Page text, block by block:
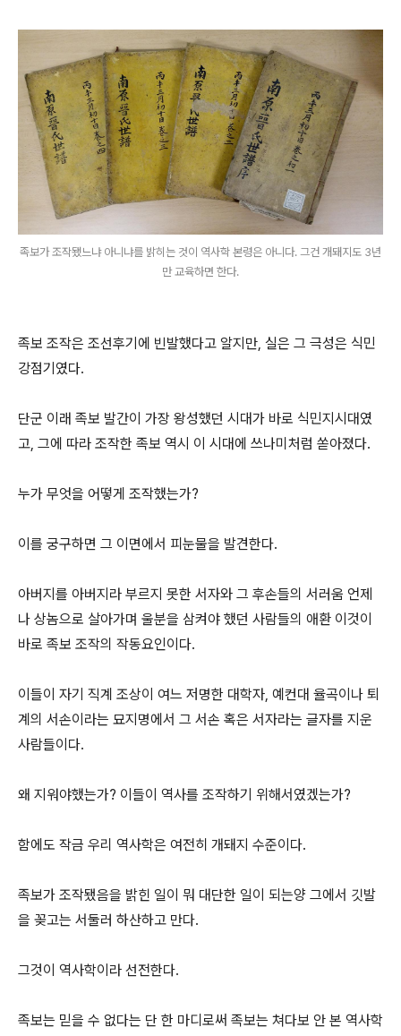
족보가 조작됐느냐 아니냐를 밝히는 것이 역사학 본령은 아니다. 그건 개돼지도 3년
만 교육하면 한다.
족보 조작은 조선후기에 빈발했다고 알지만, 실은 그 극성은 식민
강점기였다.
단군 이래 족보 발간이 가장 왕성했던 시대가 바로 식민지시대였
고, 그에 따라 조작한 족보 역시 이 시대에 쓰나미처럼 쏟아졌다.
누가 무엇을 어떻게 조작했는가?
이를 궁구하면 그 이면에서 피눈물을 발견한다.
아버지를 아버지라 부르지 못한 서자와 그 후손들의 서러움 언제
나 상놈으로 살아가며 울분을 삼켜야 했던 사람들의 애환 이것이
바로 족보 조작의 작동요인이다.
이들이 자기 직계 조상이 여느 저명한 대학자, 예컨대 율곡이나 퇴
계의 서손이라는 묘지명에서 그 서손 혹은 서자라는 글자를 지운
사람들이다.
왜 지워야했는가? 이들이 역사를 조작하기 위해서였겠는가?
함에도 작금 우리 역사학은 여전히 개돼지 수준이다.
족보가 조작됐음을 밝힌 일이 뭐 대단한 일이 되는양 그에서 깃발
을 꽂고는 서둘러 하산하고 만다.
그것이 역사학이라 선전한다.
족보는 믿을 수 없다는 단 한 마디로써 족보는 쳐다보 안 본 역사학